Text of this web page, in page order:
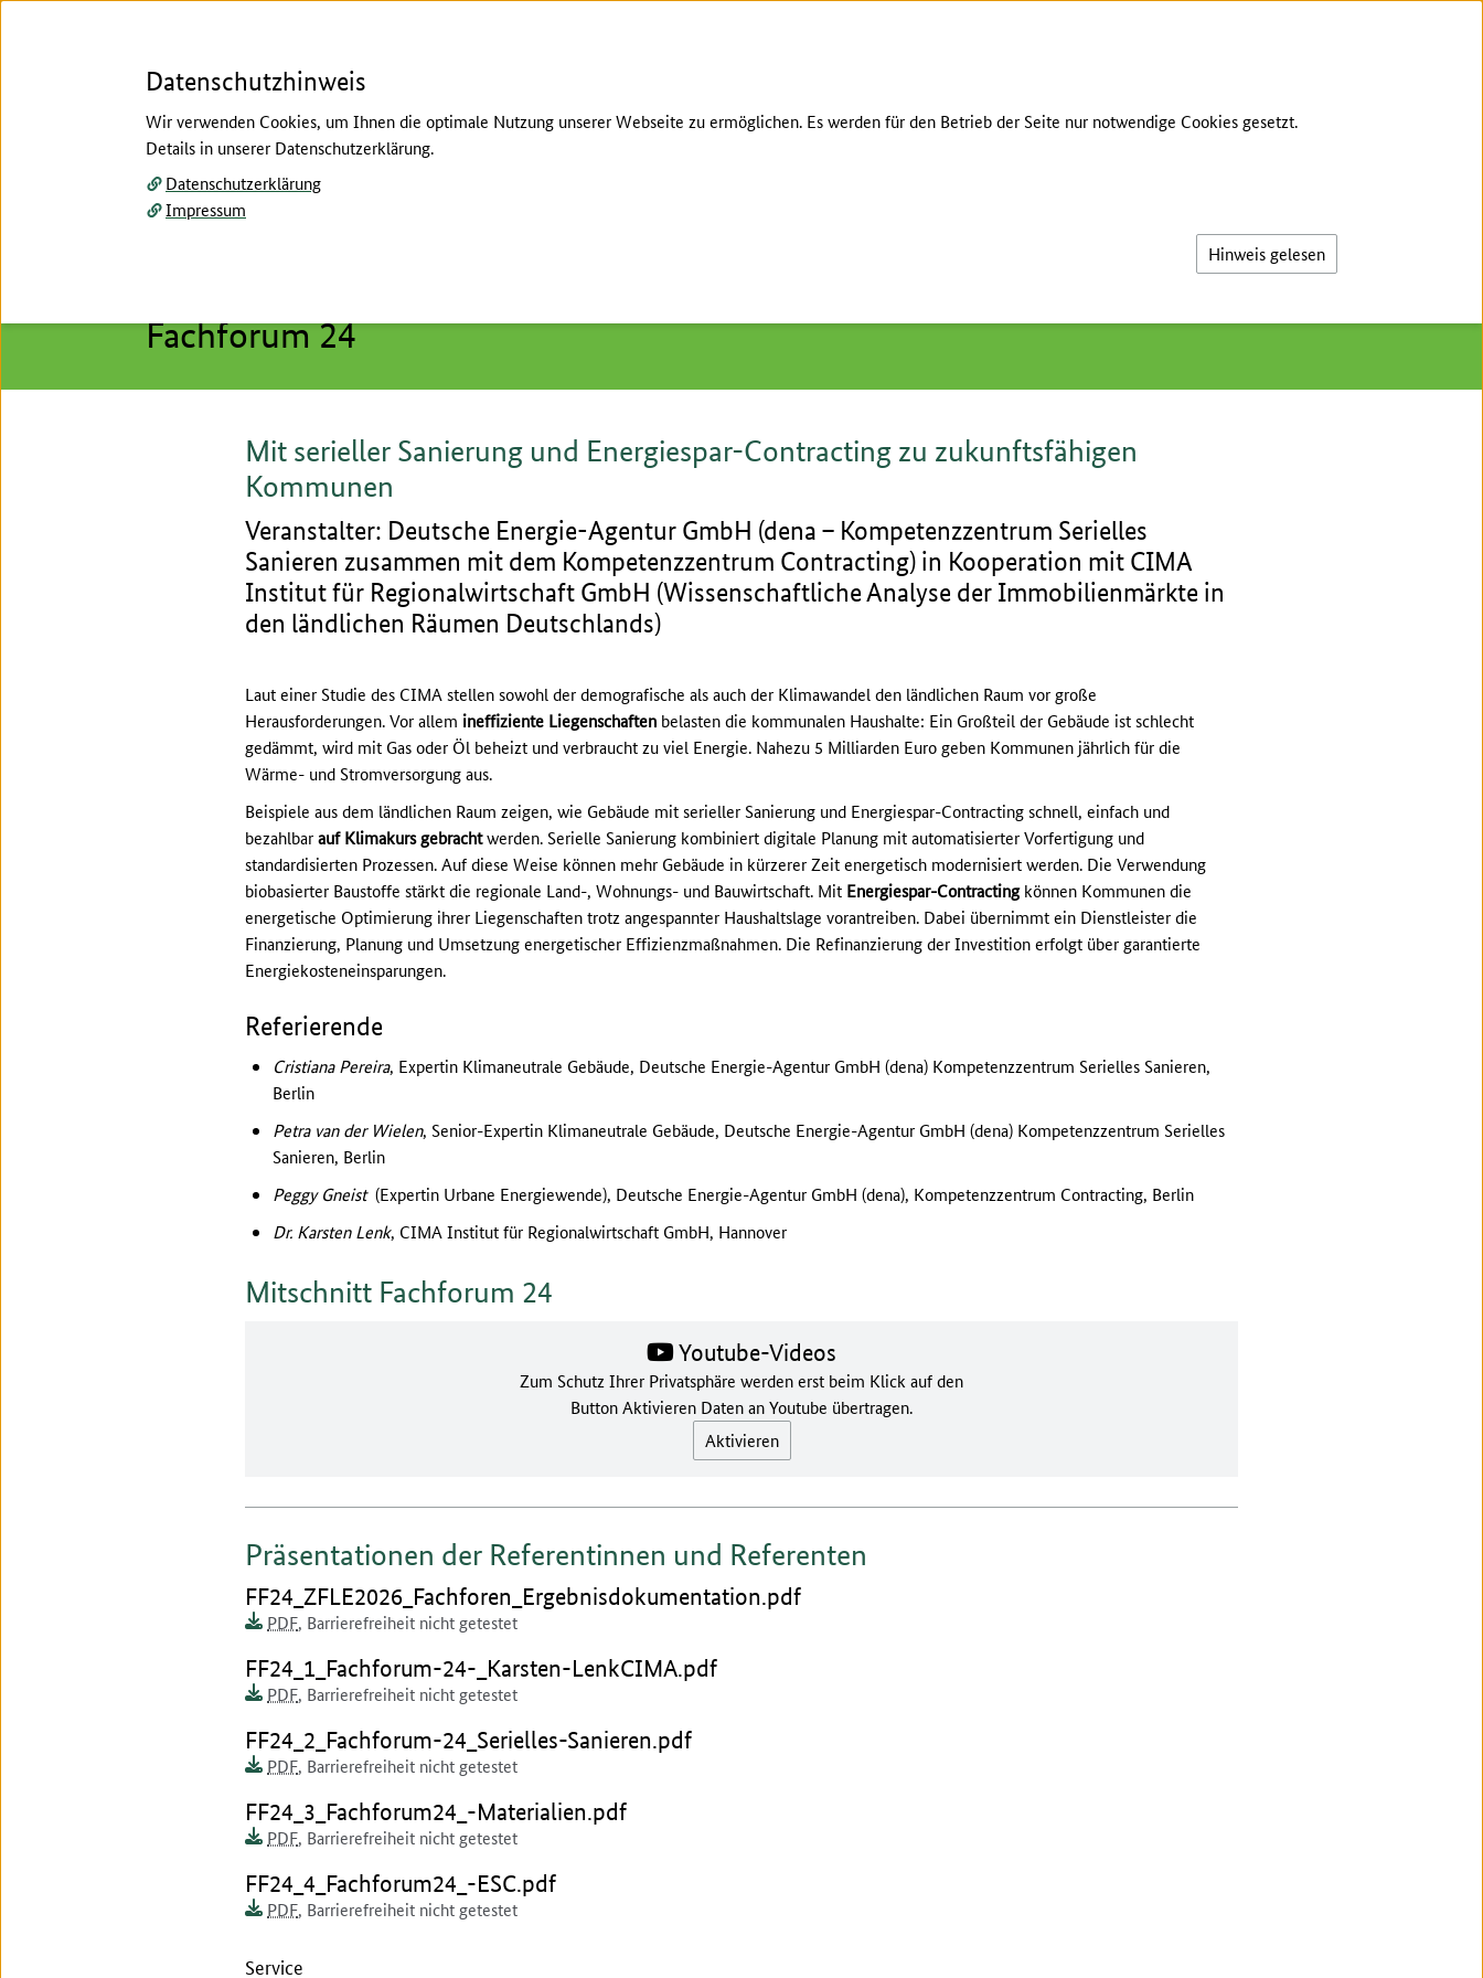
Menü
Fachforum 24
Mit serieller Sanierung und Energiespar-Contracting zu zukunftsfähigen
Kommunen
Veranstalter: Deutsche Energie-Agentur GmbH (dena – Kompetenzzentrum Serielles
Sanieren zusammen mit dem Kompetenzzentrum Contracting) in Kooperation mit CIMA
Institut für Regionalwirtschaft GmbH (Wissenschaftliche Analyse der Immobilienmärkte in
den ländlichen Räumen Deutschlands)
Laut einer Studie des CIMA stellen sowohl der demografische als auch der Klimawandel den ländlichen Raum vor große
Herausforderungen. Vor allem ineffiziente Liegenschaften belasten die kommunalen Haushalte: Ein Großteil der Gebäude ist schlecht
gedämmt, wird mit Gas oder Öl beheizt und verbraucht zu viel Energie. Nahezu 5 Milliarden Euro geben Kommunen jährlich für die
Wärme- und Stromversorgung aus.
Beispiele aus dem ländlichen Raum zeigen, wie Gebäude mit serieller Sanierung und Energiespar-Contracting schnell, einfach und
bezahlbarauf Klimakurs gebrachtwerden. Serielle Sanierung kombiniert digitale Planung mit automatisierter Vorfertigung und
standardisierten Prozessen. Auf diese Weise können mehr Gebäude in kürzerer Zeit energetisch modernisiert werden. Die Verwendung
biobasierter Baustoffe stärkt die regionale Land-, Wohnungs- und Bauwirtschaft. Mit Energiespar-Contractingkönnen Kommunen die
energetische Optimierung ihrer Liegenschaften trotz angespannter Haushaltslage vorantreiben. Dabei übernimmt ein Dienstleister die
Finanzierung, Planung und Umsetzung energetischer Effizienzmaßnahmen. Die Refinanzierung der Investition erfolgt über garantierte
Energiekosteneinsparungen.
Referierende
Cristiana Pereira, Expertin Klimaneutrale Gebäude, Deutsche Energie-Agentur GmbH (dena) Kompetenzzentrum Serielles Sanieren,
Berlin
Petra van der Wielen, Senior-Expertin Klimaneutrale Gebäude, Deutsche Energie-Agentur GmbH (dena) Kompetenzzentrum Serielles
Sanieren, Berlin
Peggy Gneist (Expertin Urbane Energiewende), Deutsche Energie-Agentur GmbH (dena), Kompetenzzentrum Contracting, Berlin
Dr. Karsten Lenk, CIMA Institut für Regionalwirtschaft GmbH, Hannover
Mitschnitt Fachforum 24
Youtube-Videos
Zum Schutz Ihrer Privatsphäre werden erst beim Klick auf den
Button Aktivieren Daten an Youtube übertragen.
Aktivieren
Präsentationen der Referentinnen und Referenten
Dokument zum runterladen:
FF24_ZFLE2026_Fachforen_Ergebnisdokumentation.pdf
Dokumentenformat:
PDF
Barrierefreiheit:
Dieses Dokument ist auf
, Barrierefreiheit nicht getestet
Dokument zum runterladen:
FF24_1_Fachforum-24-_Karsten-LenkCIMA.pdf
Dokumentenformat:
PDF
Barrierefreiheit:
Dieses Dokument ist auf
, Barrierefreiheit nicht getestet
Dokument zum runterladen:
FF24_2_Fachforum-24_Serielles-Sanieren.pdf
Dokumentenformat:
PDF
Barrierefreiheit:
Dieses Dokument ist auf
, Barrierefreiheit nicht getestet
Dokument zum runterladen:
FF24_3_Fachforum24_-Materialien.pdf
Dokumentenformat:
PDF
Barrierefreiheit:
Dieses Dokument ist auf
, Barrierefreiheit nicht getestet
Dokument zum runterladen:
FF24_4_Fachforum24_-ESC.pdf
Dokumentenformat:
PDF
Barrierefreiheit:
Dieses Dokument ist auf
, Barrierefreiheit nicht getestet
Service
Datenschutzhinweis
Wir verwenden Cookies, um Ihnen die optimale Nutzung unserer Webseite zu ermöglichen. Es werden für den Betrieb der Seite nur notwendige Cookies gesetzt.
Details in unserer Datenschutzerklärung.
Datenschutzerklärung
Impressum
Hinweis gelesen